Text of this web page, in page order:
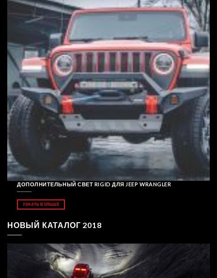
ДОПОЛНИТЕЛЬНЫЙ СВЕТ RIGID ДЛЯ JEEP WRANGLER
УЗНАТЬ БОЛЬШЕ
НОВЫЙ КАТАЛОГ 2018